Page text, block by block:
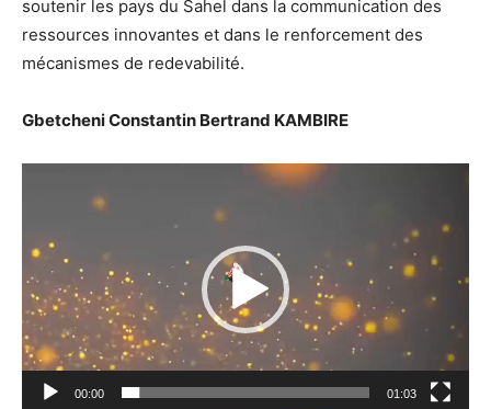
soutenir les pays du Sahel dans la communication des
ressources innovantes et dans le renforcement des
mécanismes de redevabilité.
Gbetcheni Constantin Bertrand KAMBIRE
Lecteur
00:00 01:03